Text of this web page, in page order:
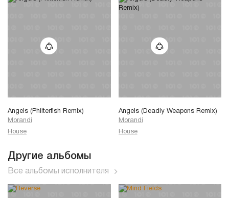
Angels (Philterfish Remix)
Morandi
House
Angels (Deadly Weapons Remix)
Morandi
House
Другие альбомы
Все альбомы исполнителя